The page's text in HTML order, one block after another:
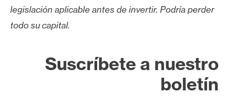
legislación aplicable antes de invertir. Podría perder
todo su capital.
Suscríbete a nuestro
boletín